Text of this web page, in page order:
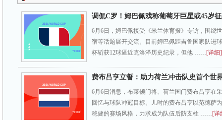
调侃C罗！姆巴佩戏称葡萄牙巨星或45岁
6月6日，姆巴佩接受《米兰体育报》专访，围绕
宿等话题展开交流。目前姆巴佩距吉鲁国家队进
杯斩获12球逼近克洛泽历史纪录，但他 ……[详细]
费布吕亨立誓：助力荷兰冲击队史首个世
6月6日消息，布莱顿门将、荷兰国门费布吕亨在
回忆与球队冲冠目标。儿时的费布吕亨以范德萨
稳健的赛场风格，力求成为队伍后防支柱 ……[详